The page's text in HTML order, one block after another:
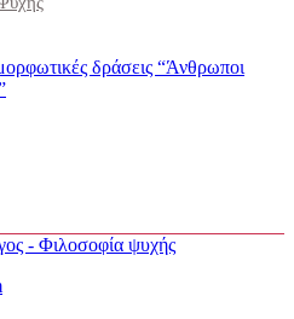
δράσεις “Άνθρωποι